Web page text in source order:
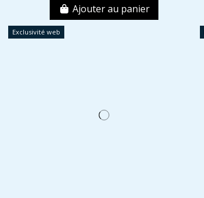
Ajouter au panier
Exclusivité web